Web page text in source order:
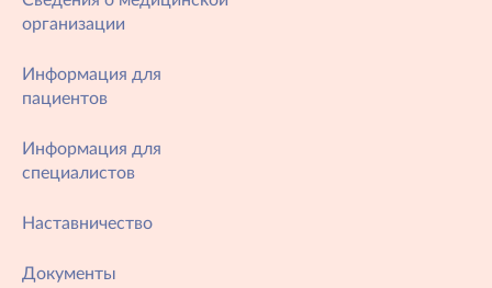
организации
Информация для
пациентов
Информация для
специалистов
Наставничество
Документы